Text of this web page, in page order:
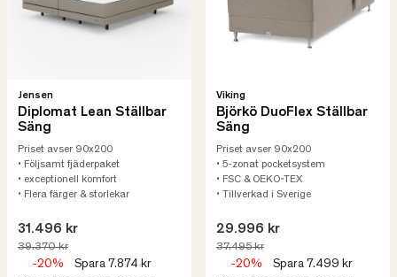
Jensen
Diplomat Lean Ställbar
Säng
Priset avser 90x200
• Följsamt fjäderpaket
• exceptionell komfort
• Flera färger & storlekar
31.496 kr
39.370 kr
-20% Spara 7.874 kr
Viking
Björkö DuoFlex Ställbar
Säng
Priset avser 90x200
• 5-zonat pocketsystem
• FSC & OEKO-TEX
• Tillverkad i Sverige
29.996 kr
37.495 kr
-20% Spara 7.499 kr